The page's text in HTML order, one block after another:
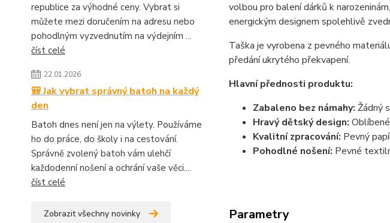
republice za výhodné ceny. Vybrat si
můžete mezi doručením na adresu nebo
pohodlným vyzvednutím na výdejním ...
číst celé
22.01.2026
🎒 Jak vybrat správný batoh na každý
den
Batoh dnes není jen na výlety. Používáme
ho do práce, do školy i na cestování.
Správně zvolený batoh vám ulehčí
každodenní nošení a ochrání vaše věci....
číst celé
Zobrazit všechny novinky
volbou pro balení dárků k
energickým designem spolehlivě
Taška je vyrobena z pevného
předání ukrytého překvapení.
Hlavní přednosti produktu:
Zabaleno bez námahy: Žádný
Hravý dětský design:
Kvalitní zpracování: Pevný
Pohodlné nošení: Pevné
Parametry